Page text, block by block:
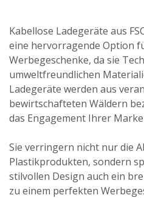
Kabellose Ladegeräte aus
eine hervorragende Option
Werbegeschenke, da sie
umweltfreundlichen
Ladegeräte werden aus
bewirtschafteten Wäldern
das Engagement Ihrer
Sie verringern nicht nur die
Plastikprodukten, sondern
stilvollen Design auch ein
zu einem perfekten